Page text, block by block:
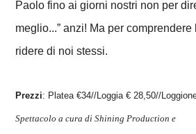
Paolo fino ai giorni nostri non per
meglio...” anzi! Ma per
ridere di noi stessi.
Prezzi: Platea €34//Loggia € 28,50//
Spettacolo a cura di Shining Production e